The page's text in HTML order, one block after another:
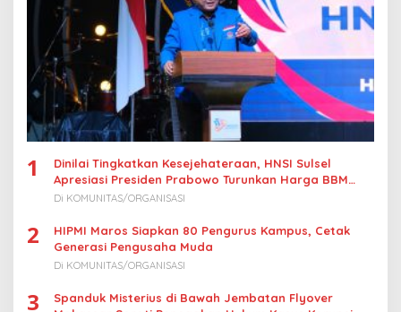
1
Dinilai Tingkatkan Kesejehateraan, HNSI Sulsel
Apresiasi Presiden Prabowo Turunkan Harga BBM
Nelayan
Di KOMUNITAS/ORGANISASI
2
HIPMI Maros Siapkan 80 Pengurus Kampus, Cetak
Generasi Pengusaha Muda
Di KOMUNITAS/ORGANISASI
3
Spanduk Misterius di Bawah Jembatan Flyover